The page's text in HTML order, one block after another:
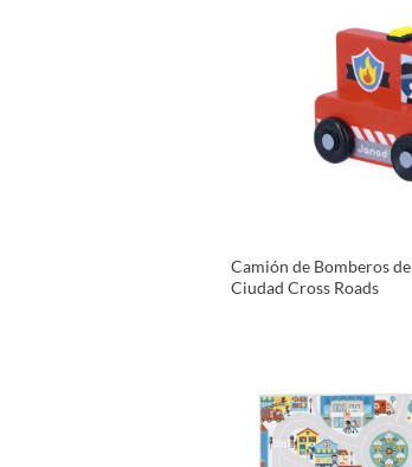
Camión de Bomberos de
Ciudad Cross Roads